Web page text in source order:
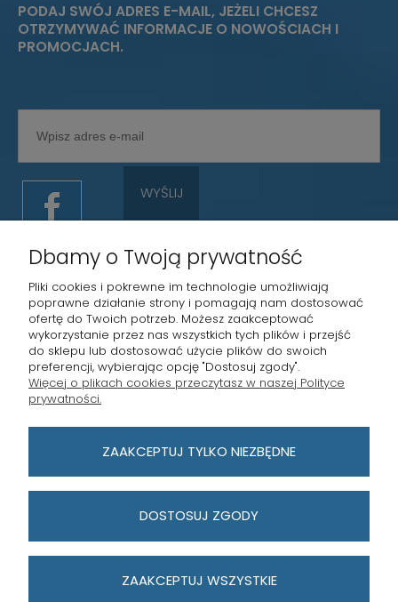
PODAJ SWÓJ ADRES E-MAIL, JEŻELI CHCESZ
OTRZYMYWAĆ INFORMACJE O NOWOŚCIACH I
PROMOCJACH.
WYŚLIJ
STRONY INFORMACYJNE
MASTERKEY POZNAŃ
MOJE KONTO
Dbamy o Twoją prywatność
Pliki cookies i pokrewne im technologie umożliwiają
poprawne działanie strony i pomagają nam dostosować
ofertę do Twoich potrzeb. Możesz zaakceptować
wykorzystanie przez nas wszystkich tych plików i przejść
do sklepu lub dostosować użycie plików do swoich
preferencji, wybierając opcję "Dostosuj zgody".
Więcej o plikach cookies przeczytasz w naszej Polityce
prywatności.
ZAAKCEPTUJ TYLKO NIEZBĘDNE
DOSTOSUJ ZGODY
ZAAKCEPTUJ WSZYSTKIE